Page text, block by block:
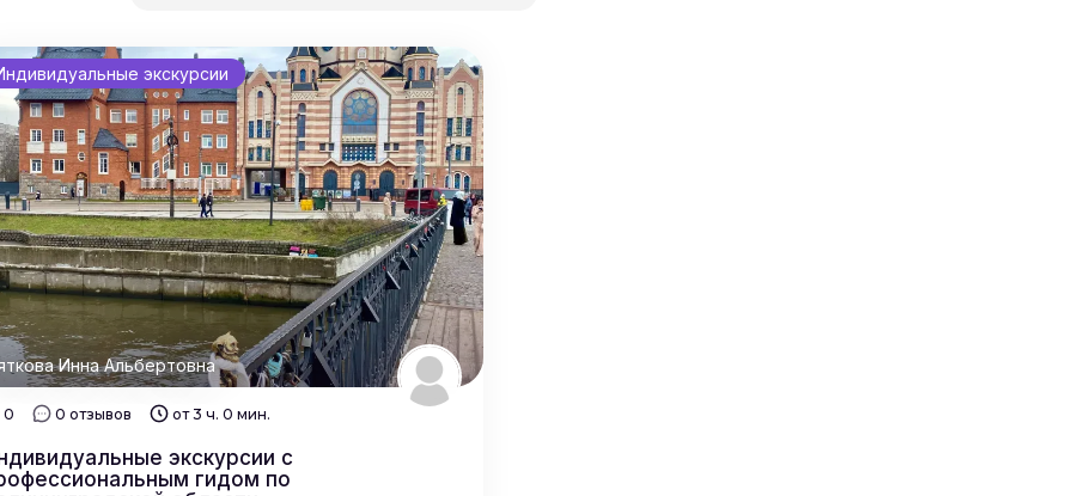
экскурсии
Инна Альбертовна
0 0 отзывов от 3 ч. 0 мин.
экскурсии с
гидом по